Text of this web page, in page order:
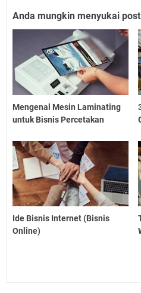
Anda mungkin menyukai
Mengenal Mesin Laminating
untuk Bisnis Percetakan
Ide Bisnis Internet (Bisnis
Online)